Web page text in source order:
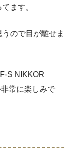
ます。
ので目が離せま
S NIKKOR
常に楽しみで